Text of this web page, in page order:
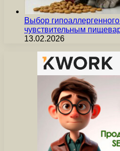
Выбор
чувствительным
13.02.2026